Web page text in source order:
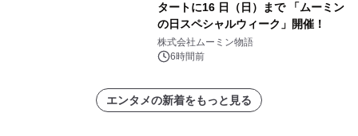
タートに16 日（日）まで 「ムーミン
の日スペシャルウィーク」開催！
株式会社ムーミン物語
6時間前
エンタメの新着をもっと見る